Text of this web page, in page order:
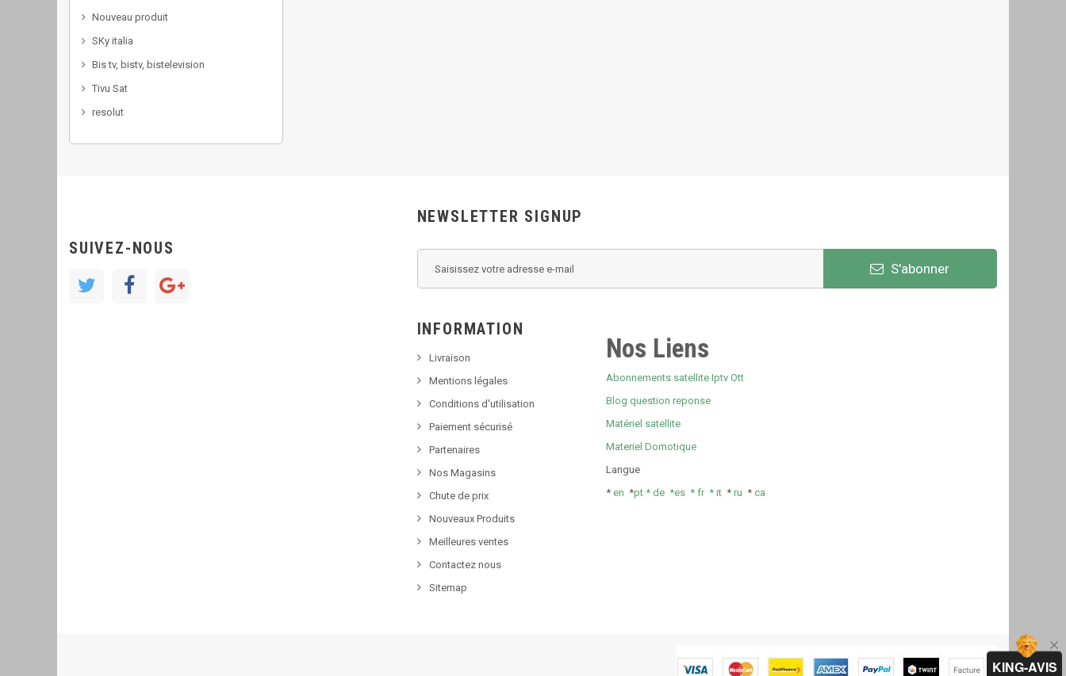
Nouveau produit
SKy italia
Bis tv, bistv, bistelevision
Tivu Sat
resolut
SUIVEZ-NOUS
NEWSLETTER SIGNUP
S'abonner
INFORMATION
Livraison
Mentions légales
Conditions d'utilisation
Paiement sécurisé
Partenaires
Nos Magasins
Chute de prix
Nouveaux Produits
Meilleures ventes
Contactez nous
Sitemap
Nos Liens
Abonnements satellite Iptv Ott
Blog question reponse
Matériel satellite
Materiel Domotique
Langue
*en *pt * de *es *fr*it *ru *ca
KING-AVIS